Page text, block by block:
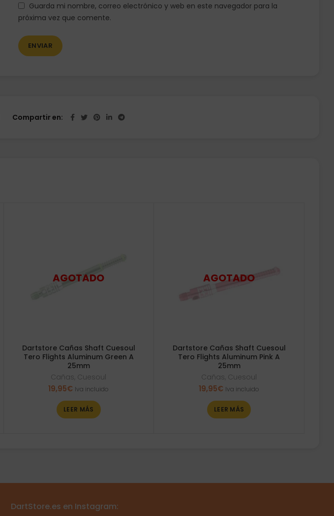
Guarda mi nombre, correo electrónico y web en este navegador para la
próxima vez que comente.
Compartir en
Dartstore Cañas Shaft Cuesoul
Tero Flights Aluminum Green A
25mm
Cañas, Cuesoul
19,95€ Iva incluido
LEER MÁS
Dartstore Cañas Shaft Cuesoul
Tero Flights Aluminum Pink A
25mm
Cañas, Cuesoul
19,95€ Iva incluido
LEER MÁS
DartStore.es en Instagram: